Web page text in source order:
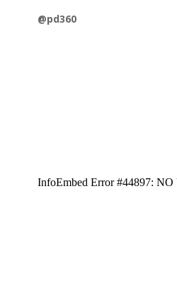
@pd360